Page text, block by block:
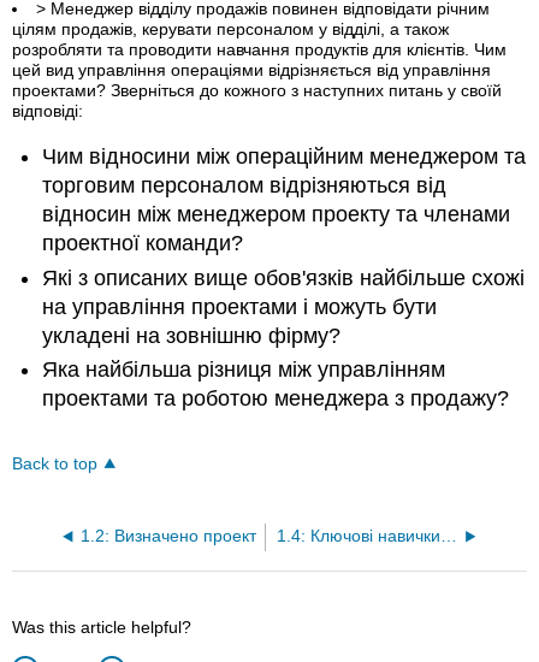
> Менеджер відділу продажів повинен відповідати річним
цілям продажів, керувати персоналом у відділі, а також
розробляти та проводити навчання продуктів для клієнтів. Чим
цей вид управління операціями відрізняється від управління
проектами? Зверніться до кожного з наступних питань у своїй
відповіді:
Чим відносини між операційним менеджером та
торговим персоналом відрізняються від
відносин між менеджером проекту та членами
проектної команди?
Які з описаних вище обов'язків найбільше схожі
на управління проектами і можуть бути
укладені на зовнішню фірму?
Яка найбільша різниця між управлінням
проектами та роботою менеджера з продажу?
Back to top
1.2: Визначено проект 1.4: Ключові навички керівника проекту
Was this article helpful?